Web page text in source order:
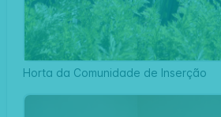
Horta da Comunidade de Inserção